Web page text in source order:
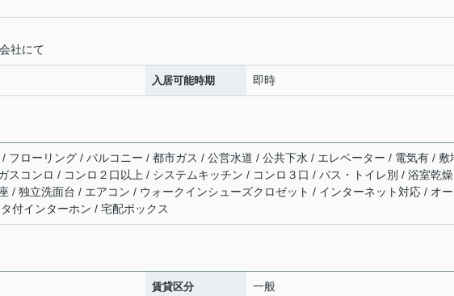
社にて
入居可能時期 即時
フローリング / バルコニー / 都市ガス / 公営水道 / 公共下水 / エレベーター / 電気有 / 敷
スコンロ / コンロ２口以上 / システムキッチン / コンロ３口 / バス・トイレ別 / 浴室乾燥
/ 独立洗面台 / エアコン / ウォークインシューズクロゼット / インターネット対応 / オ
付インターホン / 宅配ボックス
賃貸区分 一般